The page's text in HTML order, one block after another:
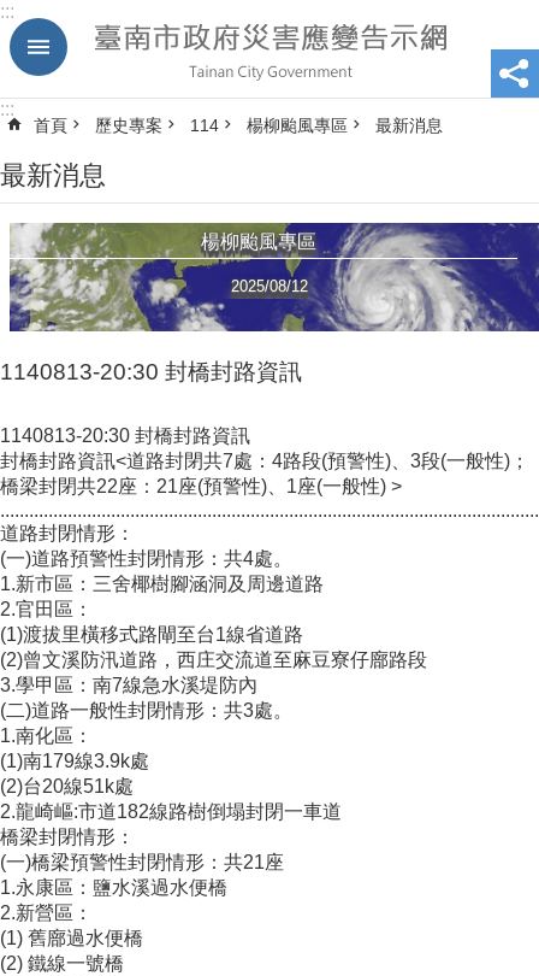
跳到主要內容區塊
:::
:::
首頁 歷史專案 114 楊柳颱風專區 最新消息
最新消息
楊柳颱風專區
2025/08/12
1140813-20:30 封橋封路資訊
1140813-20:30 封橋封路資訊
封橋封路資訊<道路封閉共7處：4路段(預警性)、3段(一般性)；
橋梁封閉共22座：21座(預警性)、1座(一般性) >
道路封閉情形：
(一)道路預警性封閉情形：共4處。
1.新市區：三舍椰樹腳涵洞及周邊道路
2.官田區：
(1)渡拔里橫移式路閘至台1線省道路
(2)曾文溪防汛道路，西庄交流道至麻豆寮仔廍路段
3.學甲區：南7線急水溪堤防內
(二)道路一般性封閉情形：共3處。
1.南化區：
(1)南179線3.9k處
(2)台20線51k處
2.龍崎嶇:市道182線路樹倒塌封閉一車道
橋梁封閉情形：
(一)橋梁預警性封閉情形：共21座
1.永康區：鹽水溪過水便橋
2.新營區：
(1) 舊廍過水便橋
(2) 鐵線一號橋